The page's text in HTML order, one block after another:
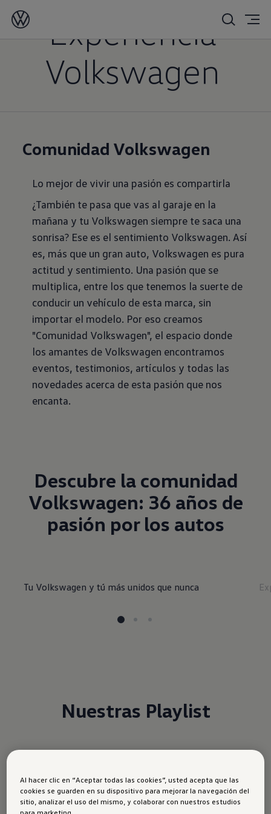
Experiencia
Volkswagen
Comunidad Volkswagen
Lo mejor de vivir una pasión es compartirla
¿También te pasa que vas al garaje en la
mañana y tu Volkswagen siempre te saca una
sonrisa? Ese es el sentimiento Volkswagen. Así
es, más que un gran auto, Volkswagen es pura
actitud y sentimiento. Una pasión que se
multiplica, entre los que tenemos la suerte de
conducir un vehículo de esta marca, sin
importar el modelo. Por eso creamos
"Comunidad Volkswagen", el espacio donde
los amantes de Volkswagen encontramos
eventos, testimonios, artículos y todas las
novedades acerca de esta pasión que nos
encanta.
Descubre la comunidad
Volkswagen: 36 años de
pasión por los autos
Tu Volkswagen y tú más unidos que nunca
Nuestras Playlist
PlaylistVolkswagen
Al hacer clic en “Aceptar todas las cookies”, usted acepta que las
cookies se guarden en su dispositivo para mejorar la navegación del
sitio, analizar el uso del mismo, y colaborar con nuestros estudios